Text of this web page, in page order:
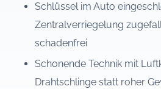
Schlüssel im Auto
Zentralverriegelung
schadenfrei
Schonende Technik mit
Drahtschlinge statt roher